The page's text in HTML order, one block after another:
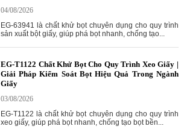
04/08/2026
EG-63941 là chất khử bọt chuyên dụng cho quy trình
sản xuất bột giấy, giúp phá bọt nhanh, chống tạo...
EG-T1122 Chất Khử Bọt Cho Quy Trình Xeo Giấy |
Giải Pháp Kiểm Soát Bọt Hiệu Quả Trong Ngành
Giấy
03/08/2026
EG-T1122 là chất khử bọt chuyên dụng cho quy trình
xeo giấy, giúp phá bọt nhanh, chống tạo bọt bền...